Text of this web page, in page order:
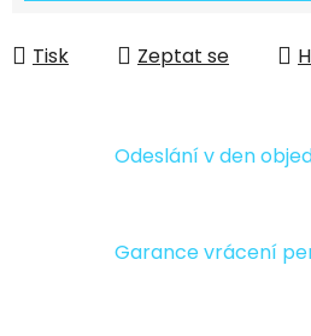
Tisk Zeptat se
Odeslání v den
Garance vrácení